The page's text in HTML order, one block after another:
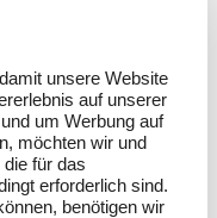
unsere Website
auf unserer
um Werbung auf
möchten wir und
für das
erforderlich sind.
benötigen wir